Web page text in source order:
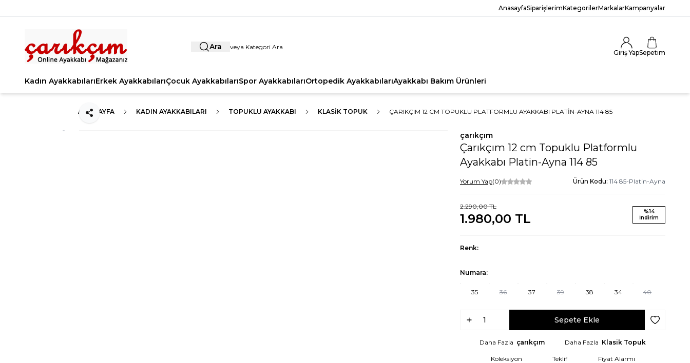
AnasayfaSiparişlerimKategorilerMarkalarKampanyalar
Ara
Giriş YapSepetim
Kadın AyakkabılarıErkek AyakkabılarıÇocuk AyakkabılarıSpor AyakkabılarıOrtopedik AyakkabılarıAyakkabı Bakım Ürünleri
ANA SAYFA KADIN AYAKKABILARI TOPUKLU AYAKKABI KLASIK TOPUK ÇARIKÇIM 12 CM TOPUKLU PLATFORMLU AYAKKABI PLATIN-AYNA 114 85
Paylaş
çarıkçım
Çarıkçım 12 cm Topuklu Platformlu
Ayakkabı Platin-Ayna 114 85
Yorum Yap(0) Ürün Kodu: 114 85-Platin-Ayna
2.290,00TL
1.980,00 TL %14
İndirim
Renk:
Numara:
35 36 37 39 38 34 40
Sepete Ekle Favoriye
Daha Fazla çarıkçım Daha Fazla Klasik Topuk
Koleksiyon Teklif Fiyat Alarmı